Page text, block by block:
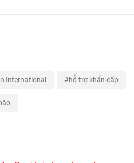
International hỗ trợ khẩn cấp